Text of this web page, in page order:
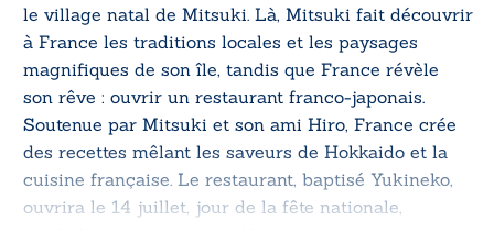
le village natal de Mitsuki. Là, Mitsuki fait découvrir
à France les traditions locales et les paysages
magnifiques de son île, tandis que France révèle
son rêve : ouvrir un restaurant franco-japonais.
Soutenue par Mitsuki et son ami Hiro, France crée
des recettes mêlant les saveurs de Hokkaido et la
cuisine française. Le restaurant, baptisé Yukineko,
ouvrira le 14 juillet, jour de la fête nationale,